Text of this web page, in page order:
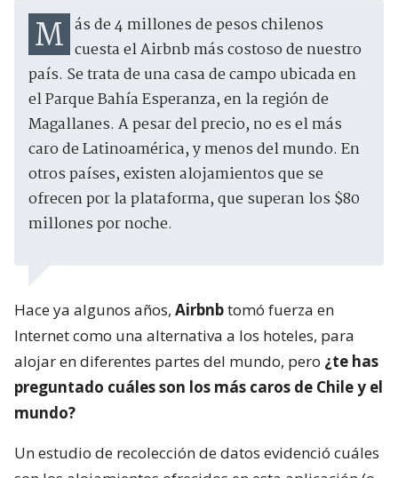
Más de 4 millones de pesos chilenos cuesta el Airbnb más costoso de nuestro
país. Se trata de una casa de campo ubicada en
el Parque Bahía Esperanza, en la región de
Magallanes. A pesar del precio, no es el más
caro de Latinoamérica, y menos del mundo. En
otros países, existen alojamientos que se
ofrecen por la plataforma, que superan los $80
millones por noche.
Hace ya algunos años, Airbnbtomó fuerza en
Internet como una alternativa a los hoteles, para
alojar en diferentes partes del mundo, pero ¿te has
preguntado cuáles son los más caros de Chile y el
mundo?
Un estudio de recolección de datos evidenció cuáles